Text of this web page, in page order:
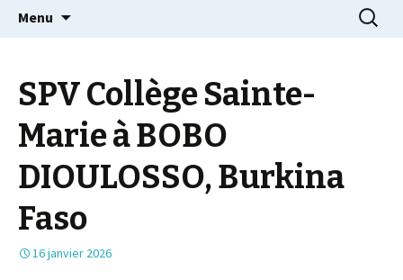
Menu
SPV Collège Sainte-
Marie à BOBO
DIOULOSSO, Burkina
Faso
16 janvier 2026